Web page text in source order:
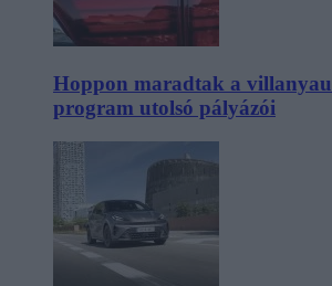
Hoppon maradtak a
program utolsó pályázói